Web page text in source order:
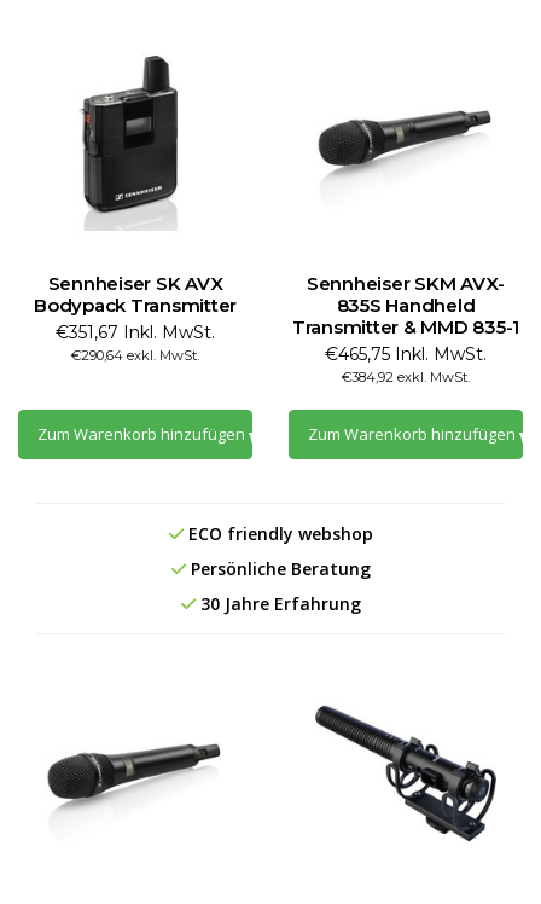
Sennheiser SK AVX
Bodypack Transmitter
€351,67 Inkl. MwSt.
€290,64 exkl. MwSt.
Zum Warenkorb hinzufügen
Sennheiser SKM AVX-
835S Handheld
Transmitter & MMD 835-1
€465,75 Inkl. MwSt.
€384,92 exkl. MwSt.
Zum Warenkorb hinzufügen
ECO friendly webshop
Persönliche Beratung
30 Jahre Erfahrung